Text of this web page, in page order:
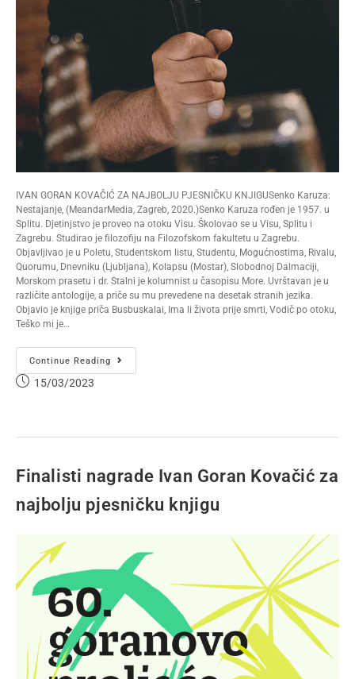
IVAN GORAN KOVAČIĆ ZA NAJBOLJU PJESNIČKU KNJIGUSenko Karuza:
Nestajanje, (MeandarMedia, Zagreb, 2020.)Senko Karuza rođen je 1957. u
Splitu. Djetinjstvo je proveo na otoku Visu. Školovao se u Visu, Splitu i
Zagrebu. Studirao je filozofiju na Filozofskom fakultetu u Zagrebu.
Objavljivao je u Poletu, Studentskom listu, Studentu, Mogućnostima, Rivalu,
Quorumu, Dnevniku (Ljubljana), Kolapsu (Mostar), Slobodnoj Dalmaciji,
Morskom prasetu i dr. Stalni je kolumnist u časopisu More. Uvrštavan je u
različite antologije, a priče su mu prevedene na desetak stranih jezika.
Objavio je knjige priča Busbuskalai, Ima li života prije smrti, Vodič po otoku,
Teško mi je…
Continue Reading
15/03/2023
Finalisti nagrade Ivan Goran Kovačić za
najbolju pjesničku knjigu